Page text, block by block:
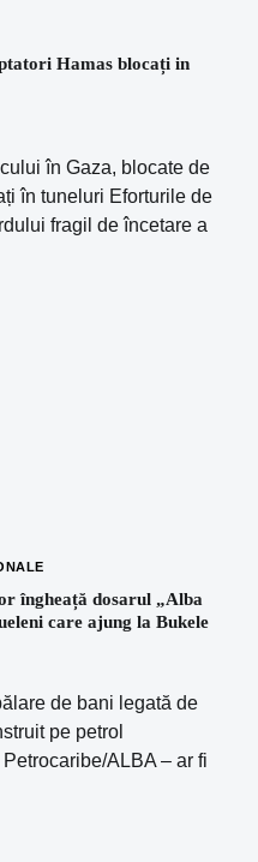
Hamas blocați in
în Gaza, blocate de
în tuneluri Eforturile de
fragil de încetare a
îngheață dosarul „Alba
care ajung la Bukele
de bani legată de
pe petrol
ALBA – ar fi